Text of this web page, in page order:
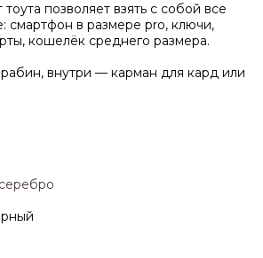
позволяет взять с собой все
смартфон в размере pro, ключи,
кошелёк среднего размера.
внутри — карман для кард или
серебро